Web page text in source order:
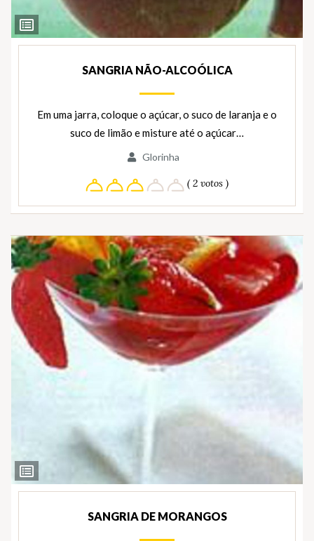
Ver
Ingredientes
SANGRIA NÃO-ALCOÓLICA
Em uma jarra, coloque o açúcar, o suco de laranja e o
suco de limão e misture até o açúcar…
Glorinha
( 2 votos )
Ver
Ingredientes
SANGRIA DE MORANGOS